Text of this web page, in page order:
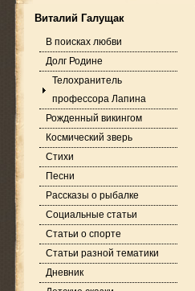
Виталий Галущак
В поисках любви
Долг Родине
Телохранитель
профессора Лапина
Рожденный викингом
Космический зверь
Стихи
Песни
Рассказы о рыбалке
Социальные статьи
Статьи о спорте
Статьи разной тематики
Дневник